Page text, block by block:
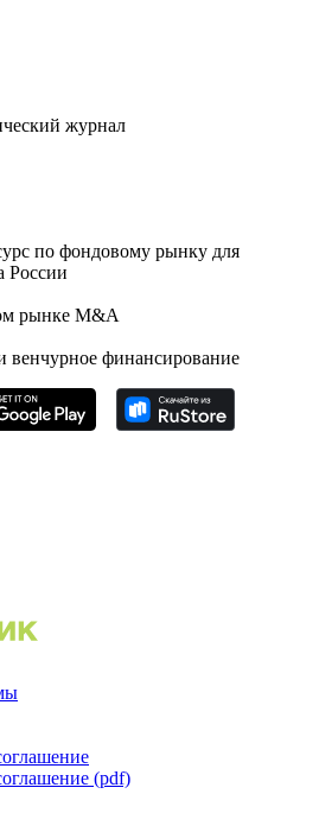
журнал
по фондовому рынку для
России
рынке M&A
венчурное финансирование
(pdf)